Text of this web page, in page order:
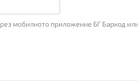
мобилното приложение БГ Баркод